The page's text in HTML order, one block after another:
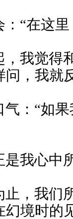
“在这里
我觉得
问，我就
：“如
我心中
，我们
幻境时的